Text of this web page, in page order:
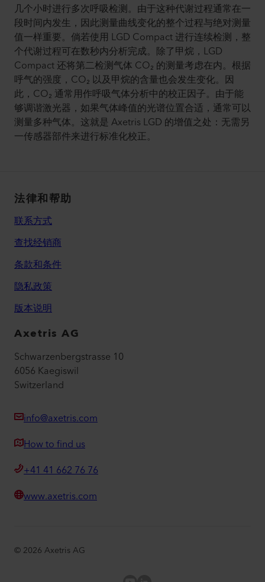
几个小时进行多次呼吸检测。由于这种代谢过程通常在一
段时间内发生，因此测量曲线变化的整个过程与绝对测量
值一样重要。倘若使用 LGD Compact 进行连续检测，整
个代谢过程可在数秒内分析完成。除了甲烷，LGD
Compact 还将第二检测气体 CO₂ 的测量考虑在内。根据
呼气的强度，CO₂ 以及甲烷的含量也会发生变化。因
此，CO₂ 通常用作呼吸气体分析中的校正因子。由于能
够调谐激光器，如果气体峰值的光谱位置合适，通常可以
测量多种气体。这就是 Axetris LGD 的增值之处：无需另
一传感器部件来进行标准化校正。
法律和帮助
联系方式
查找经销商
条款和条件
隐私政策
版本说明
Axetris AG
Schwarzenbergstrasse 10
6056 Kaegiswil
Switzerland
info@axetris.com
How to find us
+41 41 662 76 76
www.axetris.com
© 2026 Axetris AG